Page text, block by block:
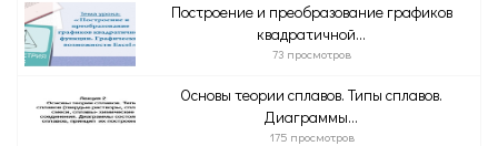
Построение и преобразование графиков
квадратичной...
73 просмотров
Основы теории сплавов. Типы сплавов.
Диаграммы...
175 просмотров